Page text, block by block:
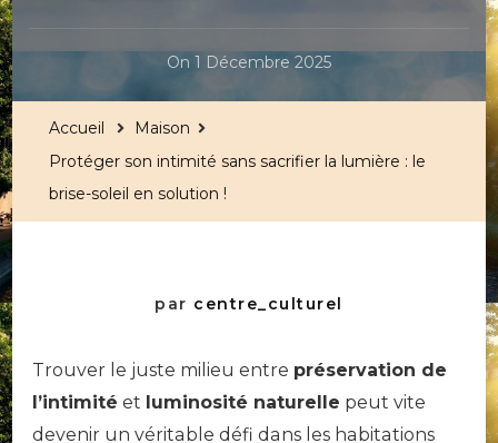
On 1 Décembre 2025
Accueil
Maison
Protéger son intimité sans sacrifier la lumière : le
brise-soleil en solution !
par centre_culturel
Trouver le juste milieu entre préservation de
l’intimité et luminosité naturelle peut vite
devenir un véritable défi dans les habitations